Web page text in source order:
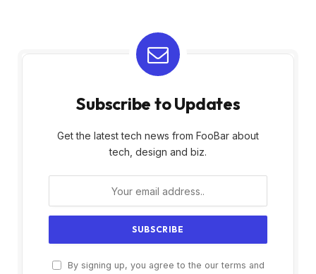
Subscribe to Updates
Get the latest tech news from FooBar about
tech, design and biz.
By signing up, you agree to the our terms and